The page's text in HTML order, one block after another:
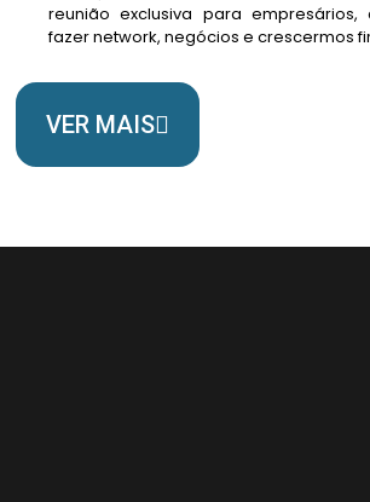
reunião exclusiva para
fazer network, negócios e crescermos
VER MAIS